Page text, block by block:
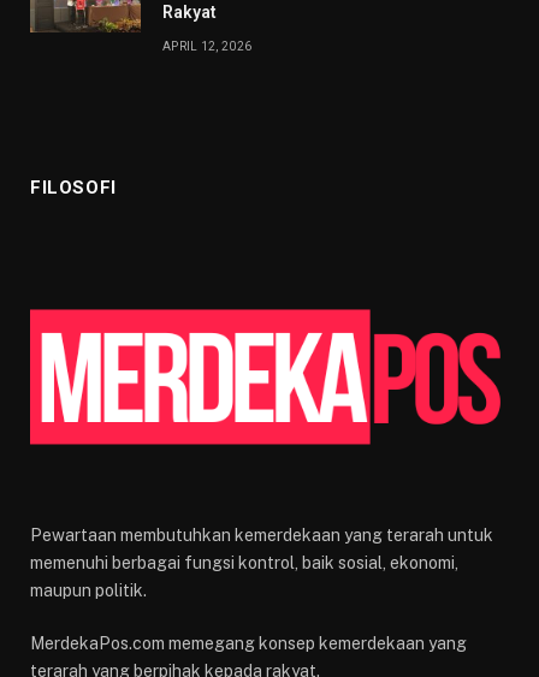
Rakyat
APRIL 12, 2026
FILOSOFI
Pewartaan membutuhkan kemerdekaan yang terarah untuk
memenuhi berbagai fungsi kontrol, baik sosial, ekonomi,
maupun politik.
MerdekaPos.com memegang konsep kemerdekaan yang
terarah yang berpihak kepada rakyat.